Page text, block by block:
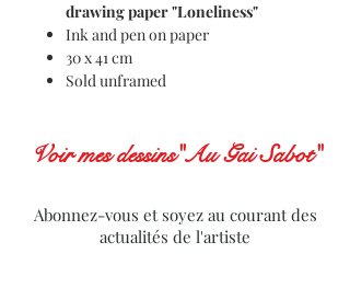
drawing paper "Loneliness"
Ink and pen on paper
30 x 41 cm
Sold unframed
Voir mes dessins"Au Gai Sabot"
Abonnez-vous et soyez au courant des
actualités de l'artiste